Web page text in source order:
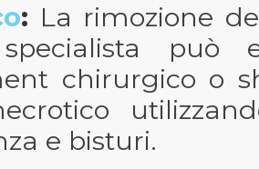
: La rimozione
può
chirurgico o
e bisturi.